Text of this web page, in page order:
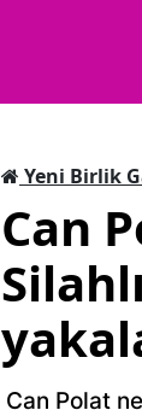
Yeni Birlik
Can
Can Polat